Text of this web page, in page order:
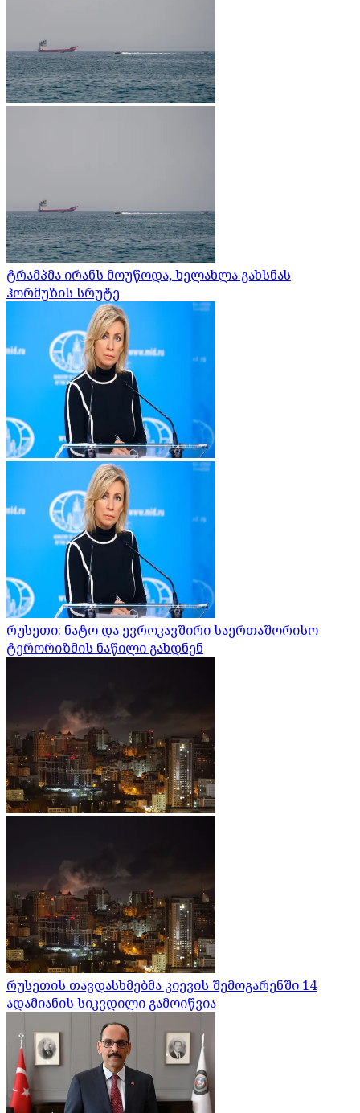
ტრამპმა ირანს მოუწოდა, ხელახლა გახსნას
ჰორმუზის სრუტე
რუსეთი: ნატო და ევროკავშირი საერთაშორისო
ტერორიზმის ნაწილი გახდნენ
რუსეთის თავდასხმებმა კიევის შემოგარენში 14
ადამიანის სიკვდილი გამოიწვია